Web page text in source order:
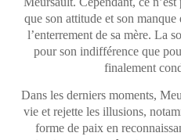
que son attitude et son
l’enterrement de sa mère. La
pour son indifférence que
finalement
Dans les derniers moments,
vie et rejette les illusions,
forme de paix en